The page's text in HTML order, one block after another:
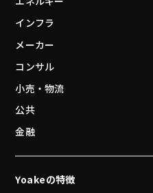
インフラ
メーカー
コンサル
小売・物流
公共
金融
Yoakeの特徴